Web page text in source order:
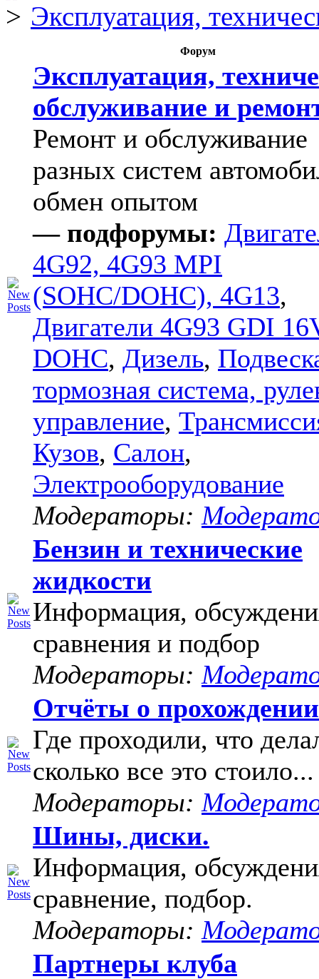
Эксплуатация,
Форум
Эксплуатация,
обслуживание и
Ремонт и обслуживание
разных систем
обмен опытом
— подфорумы:
4G92, 4G93 MPI
(SOHC/DOHC), 4G13,
Двигатели 4G93 GDI
DOHC, Дизель,
тормозная система,
управление,
Кузов, Салон,
Электрооборудование
Модераторы:
Бензин и технические
жидкости
Информация,
сравнения и подбор
Модераторы:
Отчёты о
Где проходили, что
сколько все это стоило...
Модераторы:
Шины, диски.
Информация,
сравнение, подбор.
Модераторы:
Партнеры клуба